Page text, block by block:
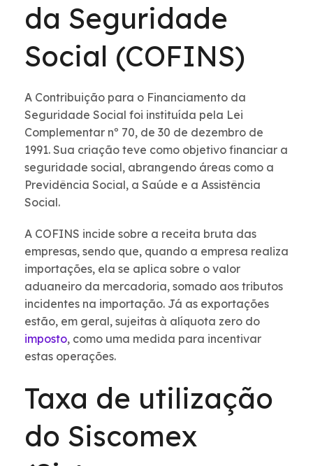
da Seguridade
Social (COFINS)
A Contribuição para o Financiamento da
Seguridade Social foi instituída pela Lei
Complementar nº 70, de 30 de dezembro de
1991. Sua criação teve como objetivo financiar a
seguridade social, abrangendo áreas como a
Previdência Social, a Saúde e a Assistência
Social.
A COFINS incide sobre a receita bruta das
empresas, sendo que, quando a empresa realiza
importações, ela se aplica sobre o valor
aduaneiro da mercadoria, somado aos tributos
incidentes na importação. Já as exportações
estão, em geral, sujeitas à alíquota zero do
imposto, como uma medida para incentivar
estas operações.
Taxa de utilização
do Siscomex